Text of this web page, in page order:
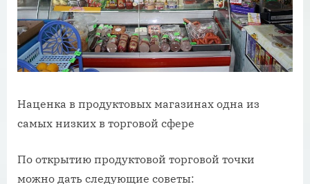
Наценка в продуктовых магазинах одна из
самых низких в торговой сфере
По открытию продуктовой торговой точки
можно дать следующие советы: